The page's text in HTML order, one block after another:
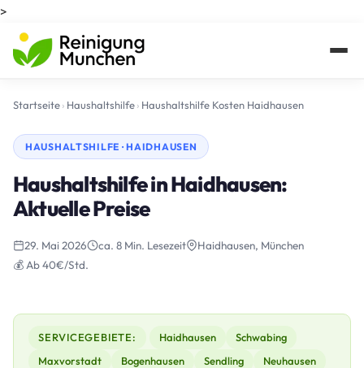
>
Startseite› Haushaltshilfe› Haushaltshilfe Kosten Haidhausen
HAUSHALTSHILFE · HAIDHAUSEN
Haushaltshilfe in Haidhausen:
Aktuelle Preise
29. Mai 2026 ca. 8 Min. Lesezeit
Haidhausen, München
💰 Ab 40€/Std.
SERVICEGEBIETE: Haidhausen
Schwabing
Maxvorstadt
Bogenhausen Sendling
Neuhausen